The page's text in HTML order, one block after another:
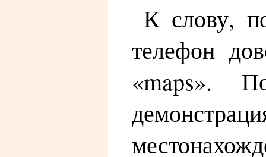
К слову,
телефон
«maps».